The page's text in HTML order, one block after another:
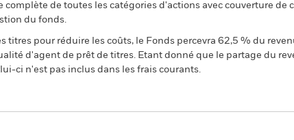
de toutes les catégories d'actions avec couverture
du fonds.
titres pour réduire les coûts, le Fonds percevra 62,5 % du
d'agent de prêt de titres. Etant donné que le partage du
ci n'est pas inclus dans les frais courants.